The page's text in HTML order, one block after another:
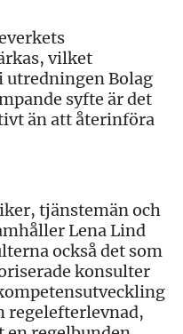
vilket
utredningen Bolag
syfte är det
än att återinföra
tjänstemän och
Lena Lind
också det som
konsulter
regelefterlevnad,